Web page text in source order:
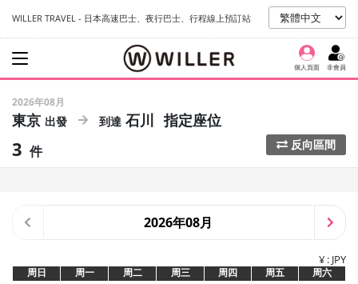
WILLER TRAVEL - 日本高速巴士、夜行巴士、行程線上預訂站
個人頁面 非會員
2026年08月
東京 石川 指定座位
3 件 反向區間
2026年08月
¥ : JPY
周日 周一 周二 周三 周四 周五 周六